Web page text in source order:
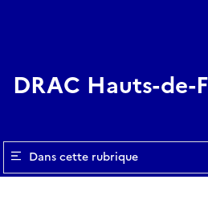
DRAC Hauts-de-
Dans cette rubrique